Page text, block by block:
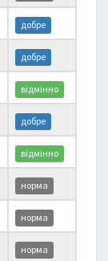
добре
добре
відмінно
добре
відмінно
норма
норма
норма